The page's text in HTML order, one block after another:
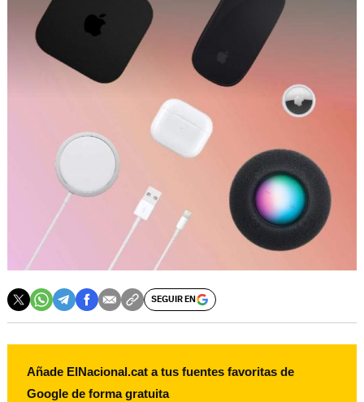
SEGUIR EN
Añade ElNacional.cat a tus fuentes favoritas de
Google de forma gratuita